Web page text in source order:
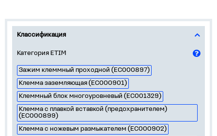
Классификация
Категория ETIM
Зажим клеммный проходной (EC000897)
Клемма заземляющая (EC000901)
Клеммный блок многоуровневый (EC001329)
Клемма с плавкой вставкой (предохранителем)
(EC000899)
Клемма с ножевым размыкателем (EC000902)